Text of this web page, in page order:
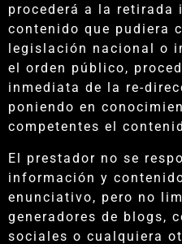
procederá a la retirada
contenido que pudiera
legislación nacional o
el orden público,
inmediata de la re-
poniendo en
competentes el
El prestador no se
información y
enunciativo, pero no
generadores de blogs,
sociales o cualquiera